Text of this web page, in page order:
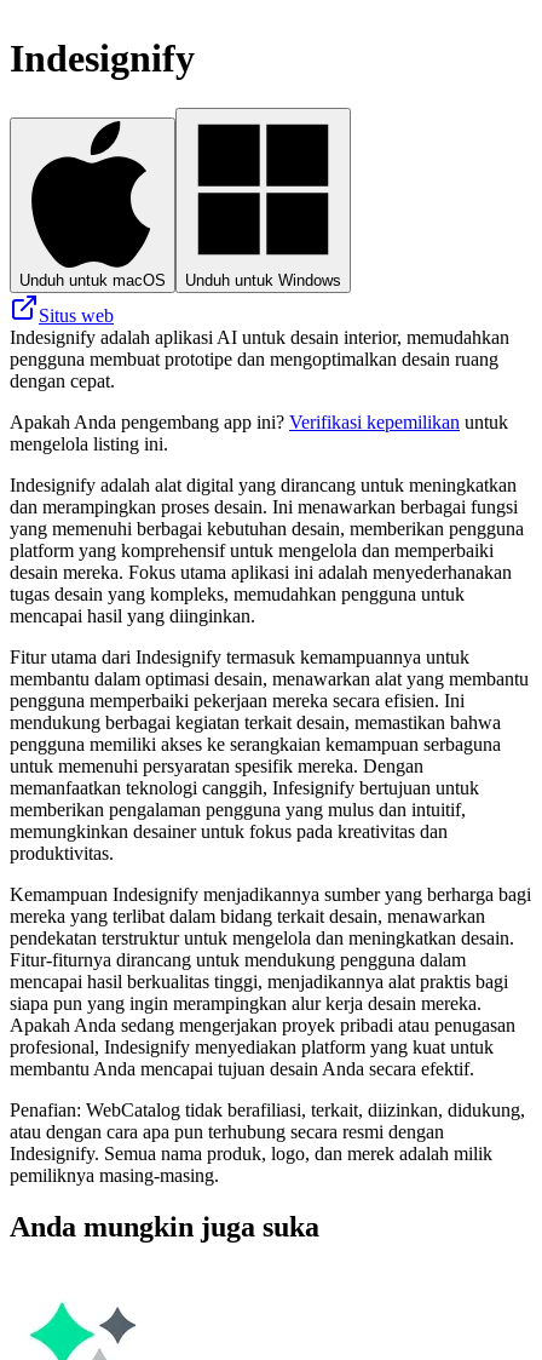
Indesignify
Unduh untuk macOS Unduh untuk Windows
Situs web
Indesignify adalah aplikasi AI untuk desain interior, memudahkan
pengguna membuat prototipe dan mengoptimalkan desain ruang
dengan cepat.
Apakah Anda pengembang app ini? Verifikasi kepemilikan untuk
mengelola listing ini.
Indesignify adalah alat digital yang dirancang untuk meningkatkan
dan merampingkan proses desain. Ini menawarkan berbagai fungsi
yang memenuhi berbagai kebutuhan desain, memberikan pengguna
platform yang komprehensif untuk mengelola dan memperbaiki
desain mereka. Fokus utama aplikasi ini adalah menyederhanakan
tugas desain yang kompleks, memudahkan pengguna untuk
mencapai hasil yang diinginkan.
Fitur utama dari Indesignify termasuk kemampuannya untuk
membantu dalam optimasi desain, menawarkan alat yang membantu
pengguna memperbaiki pekerjaan mereka secara efisien. Ini
mendukung berbagai kegiatan terkait desain, memastikan bahwa
pengguna memiliki akses ke serangkaian kemampuan serbaguna
untuk memenuhi persyaratan spesifik mereka. Dengan
memanfaatkan teknologi canggih, Infesignify bertujuan untuk
memberikan pengalaman pengguna yang mulus dan intuitif,
memungkinkan desainer untuk fokus pada kreativitas dan
produktivitas.
Kemampuan Indesignify menjadikannya sumber yang berharga bagi
mereka yang terlibat dalam bidang terkait desain, menawarkan
pendekatan terstruktur untuk mengelola dan meningkatkan desain.
Fitur-fiturnya dirancang untuk mendukung pengguna dalam
mencapai hasil berkualitas tinggi, menjadikannya alat praktis bagi
siapa pun yang ingin merampingkan alur kerja desain mereka.
Apakah Anda sedang mengerjakan proyek pribadi atau penugasan
profesional, Indesignify menyediakan platform yang kuat untuk
membantu Anda mencapai tujuan desain Anda secara efektif.
Penafian: WebCatalog tidak berafiliasi, terkait, diizinkan, didukung,
atau dengan cara apa pun terhubung secara resmi dengan
Indesignify. Semua nama produk, logo, dan merek adalah milik
pemiliknya masing-masing.
Anda mungkin juga suka